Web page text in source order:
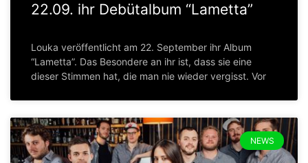
22.09. ihr Debütalbum “Lametta”
Louka veröffentlicht am 22. September ihr Album
“Lametta”. Das Besondere an ihr ist, dass sie eine
dieser Stimmen hat, die man nie wieder vergisst. Vor
NEWS